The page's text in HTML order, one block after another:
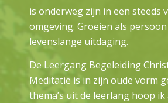
is onderweg zijn in een steeds
omgeving. Groeien als
levenslange uitdaging.
De Leergang Begeleiding
Meditatie is in zijn oude vorm
thema’s uit de leerlang hoop